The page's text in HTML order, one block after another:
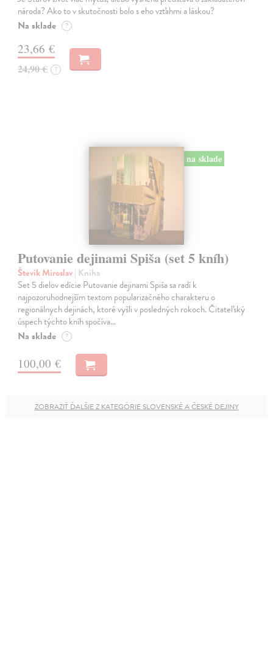
národa? Ako to v skutočnosti bolo s eho vzťahmi a láskou?
Na sklade ?
23,66 €
24,90 € ?
na sklade
Putovanie dejinami Spiša (set 5 kníh)
Števík Miroslav| Kniha
Set 5 dielov edície Putovanie dejinami Spiša sa radí k
najpozoruhodnejším textom popularizačného charakteru o
regionálnych dejinách, ktoré vyšli v posledných rokoch. Čitateľský
úspech týchto kníh spočíva…
Na sklade ?
100,00 €
ZOBRAZIŤ ĎALŠIE Z KATEGÓRIE SLOVENSKÉ A ČESKÉ DEJINY